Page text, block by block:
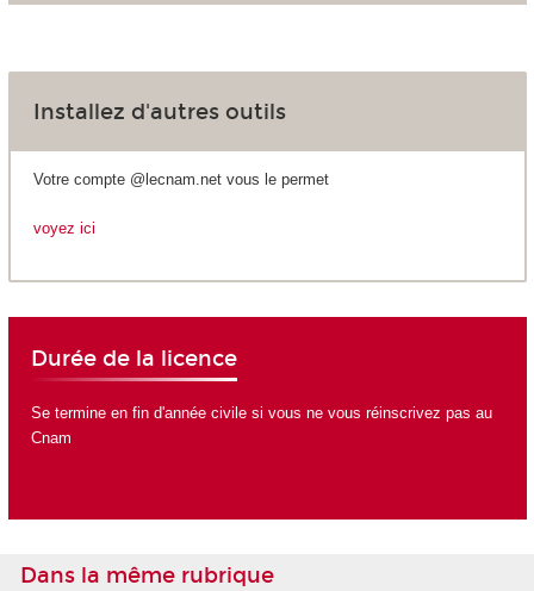
Installez d'autres outils
Votre compte @lecnam.net vous le permet
voyez ici
Durée de la licence
Se termine en fin d'année civile si vous ne vous réinscrivez pas au
Cnam
Dans la même rubrique